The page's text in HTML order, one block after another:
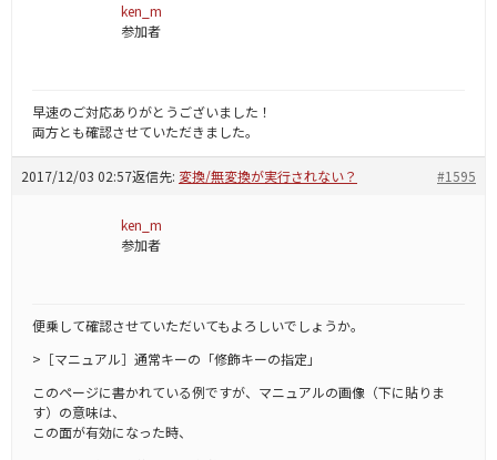
ken_m
参加者
早速のご対応ありがとうございました！
両方とも確認させていただきました。
2017/12/03 02:57返信先: 変換/無変換が実行されない？ #1595
ken_m
参加者
便乗して確認させていただいてもよろしいでしょうか。
>［マニュアル］通常キーの「修飾キーの指定」
このページに書かれている例ですが、マニュアルの画像（下に貼りま
す）の意味は、
この面が有効になった時、